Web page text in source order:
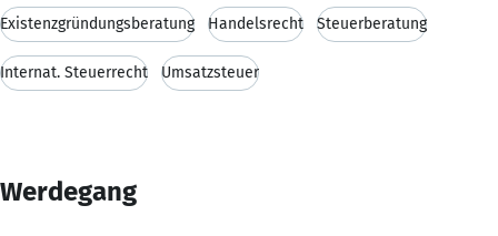
Existenzgründungsberatung Handelsrecht Steuerberatung
Internat. Steuerrecht Umsatzsteuer
Werdegang